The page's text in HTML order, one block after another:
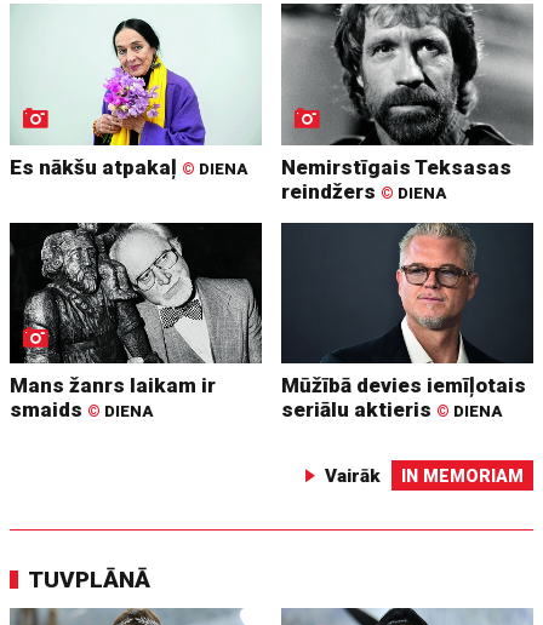
Es nākšu atpakaļ © DIENA
Nemirstīgais Teksasas
reindžers © DIENA
Mans žanrs laikam ir
smaids © DIENA
Mūžībā devies iemīļotais
seriālu aktieris © DIENA
Vairāk IN MEMORIAM
TUVPLĀNĀ